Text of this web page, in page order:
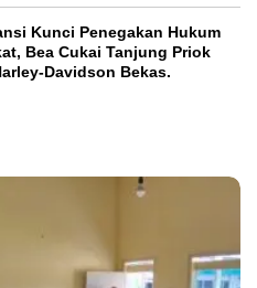
Kunci Penegakan Hukum
Bea Cukai Tanjung Priok
Davidson Bekas.